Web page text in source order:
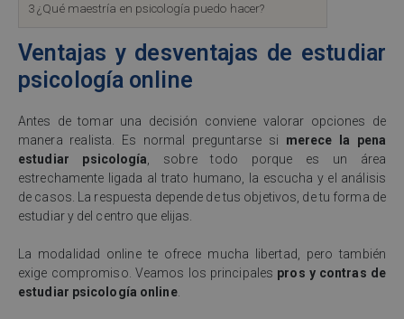
3 ¿Qué maestría en psicología puedo hacer?
Ventajas y desventajas de estudiar
psicología online
Antes de tomar una decisión conviene valorar opciones de
manera realista. Es normal preguntarse si merece la pena
estudiar psicología, sobre todo porque es un área
estrechamente ligada al trato humano, la escucha y el análisis
de casos. La respuesta depende de tus objetivos, de tu forma de
estudiar y del centro que elijas.
La modalidad online te ofrece mucha libertad, pero también
exige compromiso. Veamos los principales pros y contras de
estudiar psicología online.